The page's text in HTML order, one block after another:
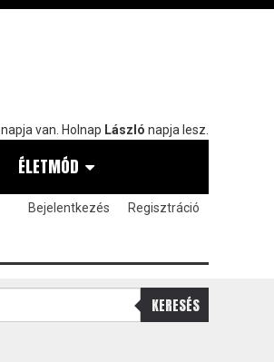
napja van. Holnap László napja lesz.
ÉLETMÓD
Bejelentkezés Regisztráció
KERESÉS